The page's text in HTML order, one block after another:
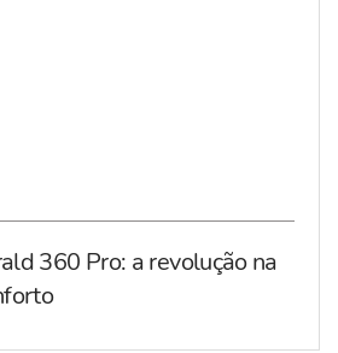
360 Pro: a revolução na